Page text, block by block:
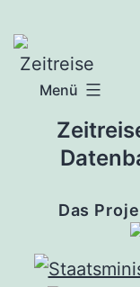
Inhalt
springen
Menü
Das